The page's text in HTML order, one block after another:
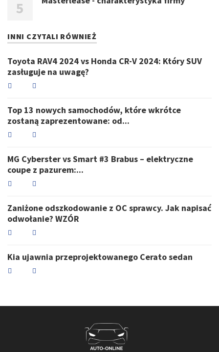
INNI CZYTALI RÓWNIEŻ
Toyota RAV4 2024 vs Honda CR-V 2024: Który SUV
zasługuje na uwagę?
Top 13 nowych samochodów, które wkrótce
zostaną zaprezentowane: od...
MG Cyberster vs Smart #3 Brabus – elektryczne
coupe z pazurem:...
Zaniżone odszkodowanie z OC sprawcy. Jak napisać
odwołanie? WZÓR
Kia ujawnia przeprojektowanego Cerato sedan